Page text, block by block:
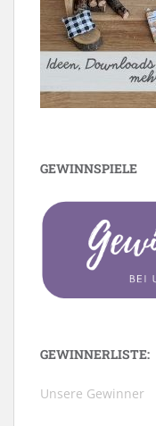
GEWINNSPIELE
GEWINNERLISTE:
Unsere Gewinner